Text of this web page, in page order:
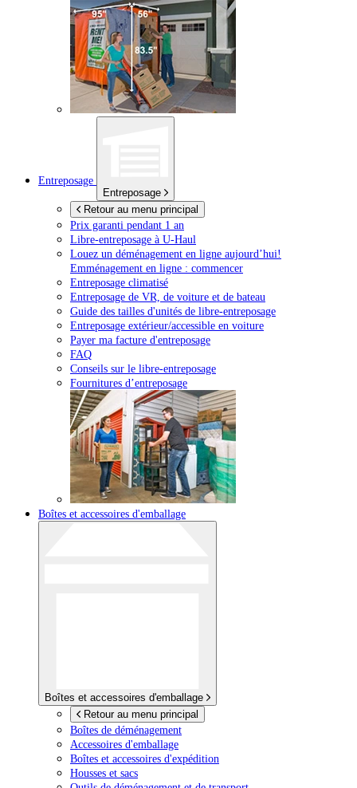
Entreposage
Entreposage
Retour au menu principal
Prix garanti pendant 1 an
Libre-entreposage à U-Haul
Louez un déménagement en ligne aujourd’hui!
Emménagement en ligne : commencer
Entreposage climatisé
Entreposage de VR, de voiture et de bateau
Guide des tailles d'unités de libre-entreposage
Entreposage extérieur/accessible en voiture
Payer ma facture d'entreposage
FAQ
Conseils sur le libre-entreposage
Fournitures d’entreposage
Boîtes et accessoires d'emballage
Boîtes et accessoires d'emballage
Retour au menu principal
Boîtes de déménagement
Accessoires d'emballage
Boîtes et accessoires d'expédition
Housses et sacs